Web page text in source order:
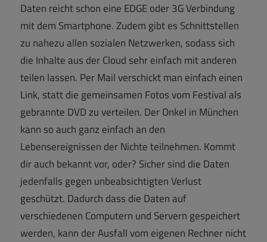
Daten reicht schon eine EDGE oder 3G Verbindung
mit dem Smartphone. Zudem gibt es Schnittstellen
zu nahezu allen sozialen Netzwerken, sodass sich
die Inhalte aus der Cloud sehr einfach mit anderen
teilen lassen. Per Mail verschickt man einfach einen
Link, statt die gemeinsamen Fotos vom Festival als
gebrannte DVD zu verteilen. Der Onkel in München
kann so auch ganz einfach an den
Lebensereignissen der Nichte teilnehmen. Kommt
dir auch bekannt vor, oder? Sicher sind die Daten
jedenfalls gegen unbeabsichtigten Verlust
geschützt. Dadurch dass die Daten auf
verschiedenen Computern und Servern gespeichert
werden, kann der Ausfall vom eigenen Rechner nicht